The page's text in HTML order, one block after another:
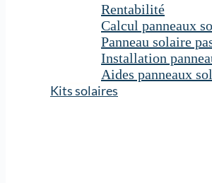
Rentabilité
Calcul panneaux
Panneau solaire
Installation
Aides panneaux
Kits solaires